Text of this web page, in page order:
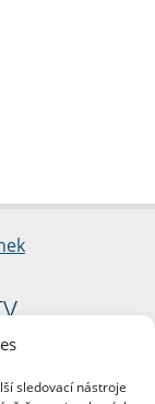
sledovací nástroje